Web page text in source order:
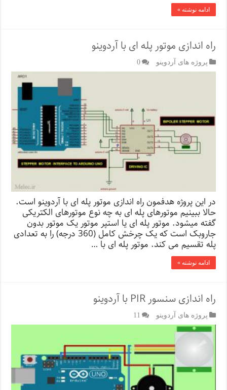
ادامه نوشته »
راه اندازی موتور پله ای با آردوینو
پروژه های آردوینو 0
در این پروژه هدفمون راه اندازی موتور پله ای با آردوینو است.
حالا ببینیم موتورهای پله ای به چه نوع موتورهای الکتریکی
گفته میشود. موتور پله ای یا استپر موتور یک موتور بدون
جاروبک است که یک چرخش کامل (360 درجه) را به تعدادی
پله تقسیم می کند. موتور پله ای با …
ادامه نوشته »
راه اندازی سنسور PIR با آردوینو
پروژه های آردوینو 11